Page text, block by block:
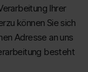
Ihrer
können Sie sich
Adresse an uns
besteht